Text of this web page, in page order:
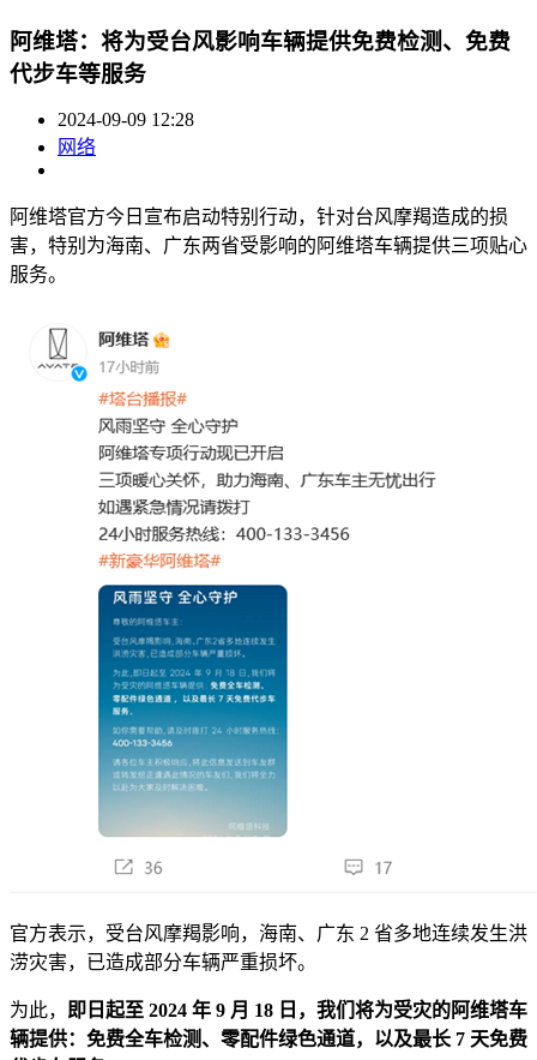
阿维塔：将为受台风影响车辆提供免费检测、免费
代步车等服务
2024-09-09 12:28
网络
阿维塔官方今日宣布启动特别行动，针对台风摩羯造成的损
害，特别为海南、广东两省受影响的阿维塔车辆提供三项贴心
服务。
官方表示，受台风摩羯影响，海南、广东 2 省多地连续发生洪
涝灾害，已造成部分车辆严重损坏。
为此， 即日起至 2024 年 9 月 18 日，我们将为受灾的阿维塔车
辆提供：免费全车检测、零配件绿色通道，以及最长 7 天免费